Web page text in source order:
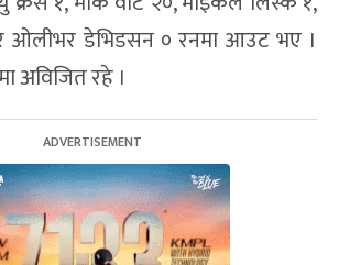
ओलीभर डेभिडसन ० रनमा आउट भए ।
अविजित रहे ।